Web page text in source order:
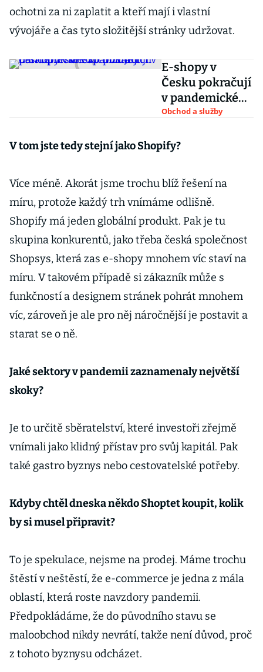
ochotni za ni zaplatit a kteří mají i vlastní
vývojáře a čas tyto složitější stránky udržovat.
E-shopy v
Česku pokračují
v pandemické
expanzi. Jejich
miliard
Obchod a služby
V tom jste tedy stejní jako Shopify?
Více méně. Akorát jsme trochu blíž řešení na
míru, protože každý trh vnímáme odlišně.
Shopify má jeden globální produkt. Pak je tu
skupina konkurentů, jako třeba česká společnost
Shopsys, která zas e-shopy mnohem víc staví na
míru. V takovém případě si zákazník může s
funkčností a designem stránek pohrát mnohem
víc, zároveň je ale pro něj náročnější je postavit a
starat se o ně.
Jaké sektory v pandemii zaznamenaly největší
skoky?
Je to určitě sběratelství, které investoři zřejmě
vnímali jako klidný přístav pro svůj kapitál. Pak
také gastro byznys nebo cestovatelské potřeby.
Kdyby chtěl dneska někdo Shoptet koupit, kolik
by si musel připravit?
To je spekulace, nejsme na prodej. Máme trochu
štěstí v neštěstí, že e-commerce je jedna z mála
oblastí, která roste navzdory pandemii.
Předpokládáme, že do původního stavu se
maloobchod nikdy nevrátí, takže není důvod, proč
z tohoto byznysu odcházet.